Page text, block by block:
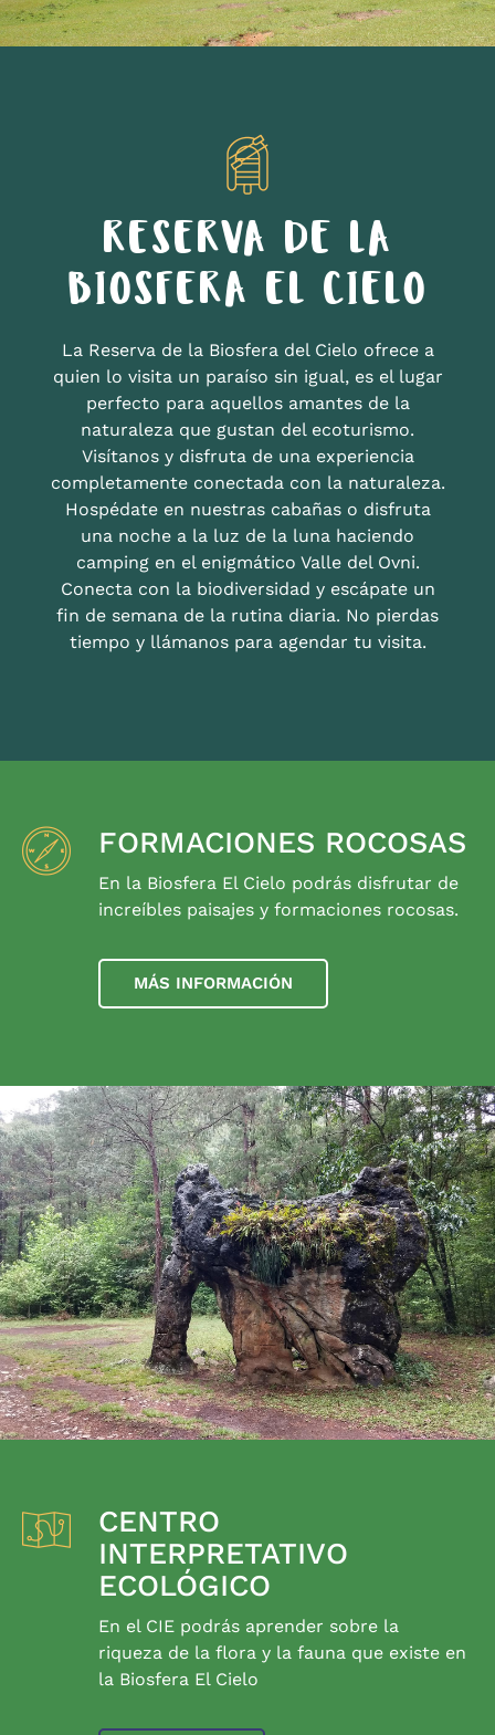
RESERVA DE LA
BIOSFERA EL CIELO
La Reserva de la Biosfera del Cielo ofrece a
quien lo visita un paraíso sin igual, es el lugar
perfecto para aquellos amantes de la
naturaleza que gustan del ecoturismo.
Visítanos y disfruta de una experiencia
completamente conectada con la naturaleza.
Hospédate en nuestras cabañas o disfruta
una noche a la luz de la luna haciendo
camping en el enigmático Valle del Ovni.
Conecta con la biodiversidad y escápate un
fin de semana de la rutina diaria. No pierdas
tiempo y llámanos para agendar tu visita.
FORMACIONES ROCOSAS
En la Biosfera El Cielo podrás disfrutar de
increíbles paisajes y formaciones rocosas.
MÁS INFORMACIÓN
CENTRO
INTERPRETATIVO
ECOLÓGICO
En el CIE podrás aprender sobre la
riqueza de la flora y la fauna que existe en
la Biosfera El Cielo